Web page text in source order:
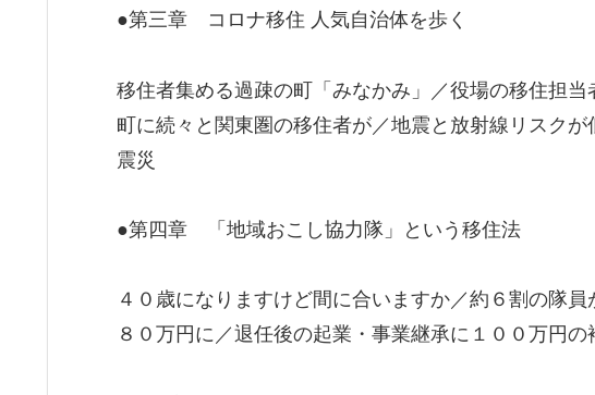
●第三章 コロナ移住 人気自治体を歩く
移住者集める過疎の町「みなかみ」／役場の移住担
町に続々と関東圏の移住者が／地震と放射線リスク
震災
●第四章 「地域おこし協力隊」という移住法
４０歳になりますけど間に合いますか／約６割の隊
８０万円に／退任後の起業・事業継承に１００万円の